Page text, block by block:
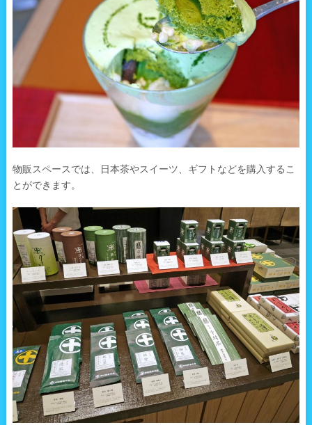
物販スペースでは、日本茶やスイーツ、ギフトなどを購入するこ
とができます。